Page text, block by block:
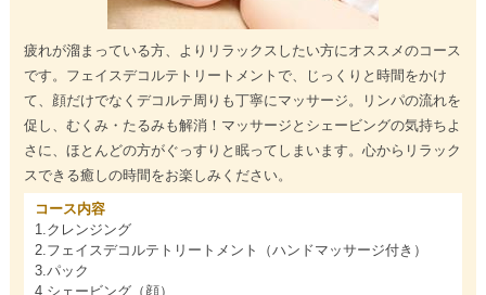
疲れが溜まっている方、よりリラックスしたい方にオススメのコース
です。フェイスデコルテトリートメントで、じっくりと時間をかけ
て、顔だけでなくデコルテ周りも丁寧にマッサージ。リンパの流れを
促し、むくみ・たるみも解消！マッサージとシェービングの気持ちよ
さに、ほとんどの方がぐっすりと眠ってしまいます。心からリラック
スできる癒しの時間をお楽しみください。
コース内容
1.クレンジング
2.フェイスデコルテトリートメント（ハンドマッサージ付き）
3.パック
4.シェービング（顔）